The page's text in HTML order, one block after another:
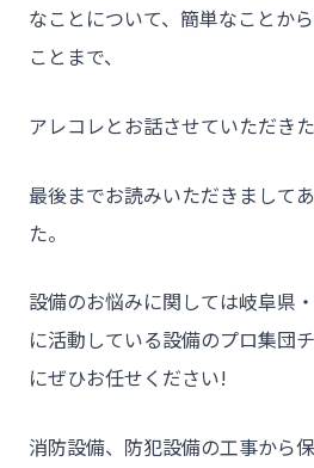
なことについて、簡単なことか
ことまで、
アレコレとお話させていただきた
最後までお読みいただきまして
た。
設備のお悩みに関しては岐阜県
に活動している設備のプロ集団
にぜひお任せください!
消防設備、防犯設備の工事から